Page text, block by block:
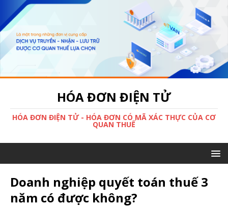
HÓA ĐƠN ĐIỆN TỬ
HÓA ĐƠN ĐIỆN TỬ - HÓA ĐƠN CÓ MÃ XÁC THỰC CỦA CƠ
QUAN THUẾ
Doanh nghiệp quyết toán thuế 3
năm có được không?